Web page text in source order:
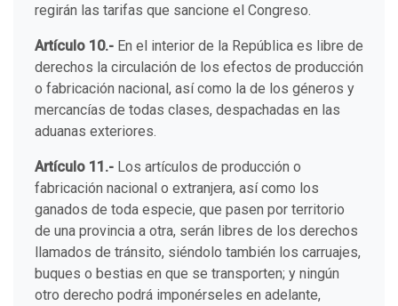
regirán las tarifas que sancione el Congreso.
Artículo 10.- En el interior de la República es libre de
derechos la circulación de los efectos de producción
o fabricación nacional, así como la de los géneros y
mercancías de todas clases, despachadas en las
aduanas exteriores.
Artículo 11.- Los artículos de producción o
fabricación nacional o extranjera, así como los
ganados de toda especie, que pasen por territorio
de una provincia a otra, serán libres de los derechos
llamados de tránsito, siéndolo también los carruajes,
buques o bestias en que se transporten; y ningún
otro derecho podrá imponérseles en adelante,